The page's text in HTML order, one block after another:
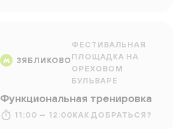
ЗЯБЛИКОВО
ФЕСТИВАЛЬНАЯ
ПЛОЩАДКА НА
ОРЕХОВОМ
БУЛЬВАРЕ
Функциональная тренировка
11:00 — 12:00КАК ДОБРАТЬСЯ?